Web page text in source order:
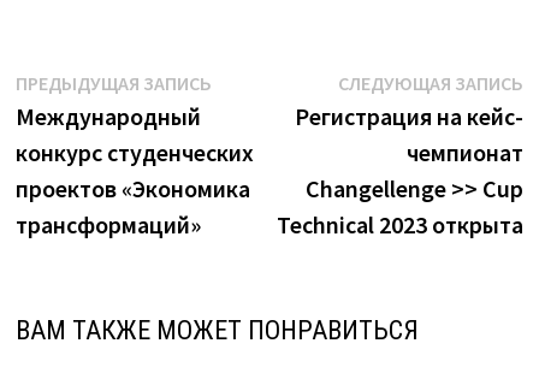
Навигация
по
записям
ПРЕДЫДУЩАЯ ЗАПИСЬ
Международный
конкурс студенческих
проектов «Экономика
трансформаций»
СЛЕДУЮЩАЯ ЗАПИСЬ
Регистрация на кейс-
чемпионат
Changellenge >> Cup
Technical 2023 открыта
ВАМ ТАКЖЕ МОЖЕТ ПОНРАВИТЬСЯ